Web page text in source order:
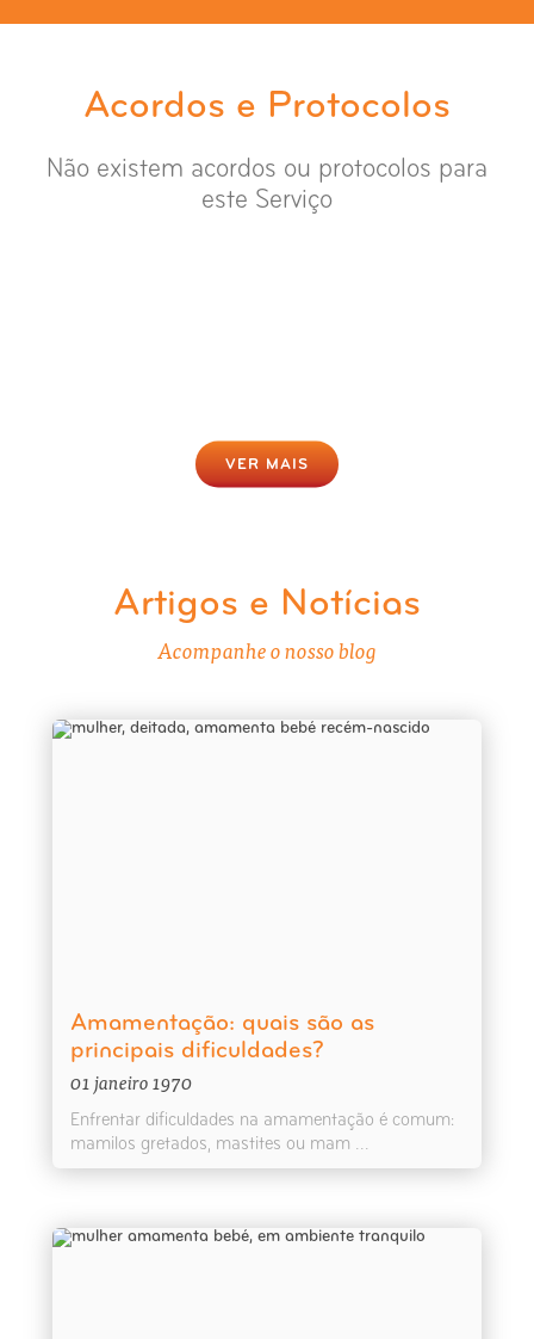
Acordos e Protocolos
Não existem acordos ou protocolos para
este Serviço
VER MAIS
Artigos e Notícias
Acompanhe o nosso blog
Amamentação: quais são as
principais dificuldades?
01 janeiro 1970
Enfrentar dificuldades na amamentação é comum:
mamilos gretados, mastites ou mam ...